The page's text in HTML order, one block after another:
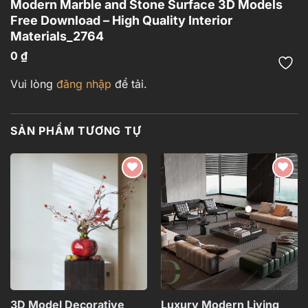
Modern Marble and Stone Surface 3D Models
Free Download – High Quality Interior
Materials_2764
0 ₫
Vui lòng đăng nhập để tải.
SẢN PHẨM TƯƠNG TỰ
Add to
wishlist
3D Model Decorative
Add to
wishlist
Luxury Modern Living